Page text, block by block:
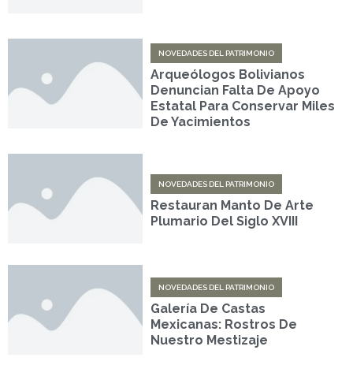
NOVEDADES DEL PATRIMONIO
Arqueólogos Bolivianos
Denuncian Falta De Apoyo
Estatal Para Conservar Miles
De Yacimientos
NOVEDADES DEL PATRIMONIO
Restauran Manto De Arte
Plumario Del Siglo XVIII
NOVEDADES DEL PATRIMONIO
Galería De Castas
Mexicanas: Rostros De
Nuestro Mestizaje